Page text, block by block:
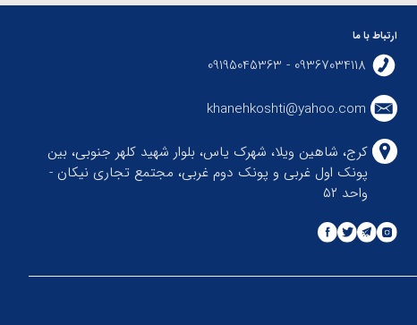
ارتباط با ما
09367034118 - 09195045363
khanehkoshti@yahoo.com
کرج، شاهین ویلا، شهرک یاس، بلوار شهید کلهر جنوبی، بین
پونک اول غربی و پونک دوم غربی، مجتمع تجاری نیکان -
واحد ۵۲